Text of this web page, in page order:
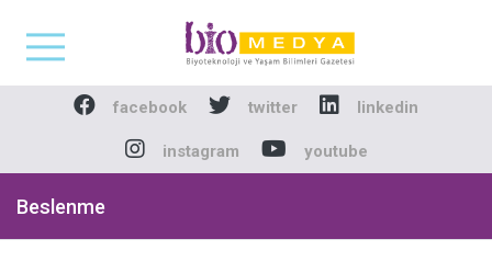
Biomedya -
facebook twitter linkedin
instagram youtube
Beslenme